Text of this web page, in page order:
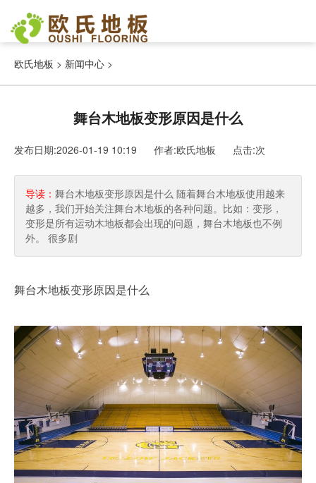
欧氏地板 > 新闻中心 >
舞台木地板变形原因是什么
发布日期:2026-01-19 10:19 作者:欧氏地板 点击:次
导读： 舞台木地板变形原因是什么 随着舞台木地板使用越来
越多，我们开始关注舞台木地板的各种问题。比如：变形，
变形是所有运动木地板都会出现的问题，舞台木地板也不例
外。 很多剧
舞台木地板变形原因是什么